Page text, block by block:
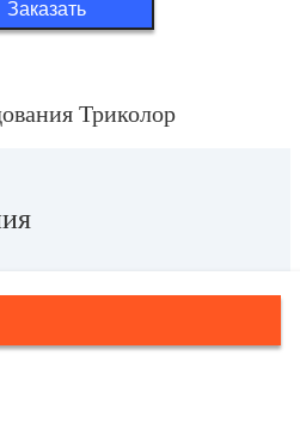
Заказать профессиональные
На все комплекты
гарантию.
Триколор